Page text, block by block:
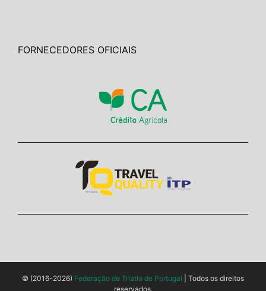
FORNECEDORES OFICIAIS
© (2016-2026) Federação de Triatlo de Portugal | Todos os direitos
reservados.